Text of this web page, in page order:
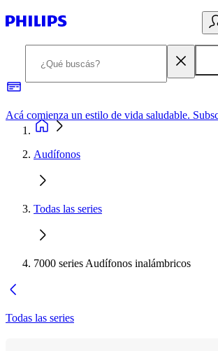
Audífonos
Todas las series
7000 series Audífonos inalámbricos
Todas las series